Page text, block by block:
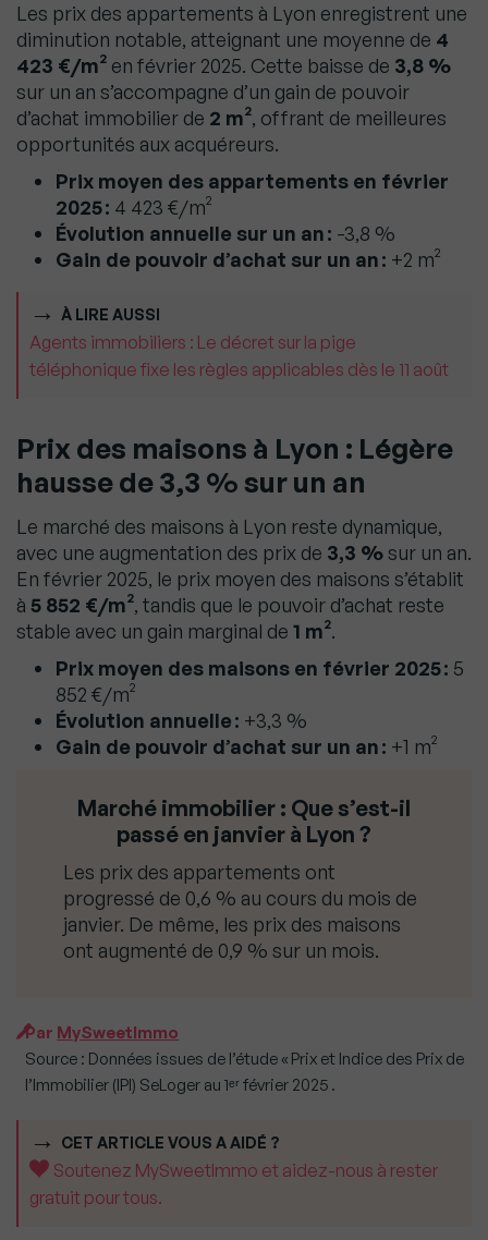
Les prix des appartements à Lyon enregistrent une
diminution notable, atteignant une moyenne de 4
423 €/m² en février 2025. Cette baisse de 3,8 %
sur un an s’accompagne d’un gain de pouvoir
d’achat immobilier de 2 m², offrant de meilleures
opportunités aux acquéreurs.
Prix moyen des appartements en février
2025 : 4 423 €/m²
Évolution annuelle sur un an : -3,8 %
Gain de pouvoir d’achat sur un an : +2 m²
À LIRE AUSSI
Agents immobiliers : Le décret sur la pige
téléphonique fixe les règles applicables dès le 11 août
Prix des maisons à Lyon : Légère
hausse de 3,3 %sur un an
Le marché des maisons à Lyon reste dynamique,
avec une augmentation des prix de 3,3 %sur un an.
En février 2025, le prix moyen des maisons s’établit
à 5 852 €/m², tandis que le pouvoir d’achat reste
stable avec un gain marginal de 1 m².
Prix moyen des maisons en février 2025 : 5
852 €/m²
Évolution annuelle : +3,3 %
Gain de pouvoir d’achat sur un an : +1 m²
Marché immobilier : Que s’est-il
passé en janvier à Lyon ?
Les prix des appartements ont
progressé de 0,6 % au cours du mois de
janvier. De même, les prix des maisons
ont augmenté de 0,9 % sur un mois.
Par MySweetImmo
Source : Données issues de l’étude « Prix et Indice des Prix de
l’Immobilier (IPI) SeLoger au 1ᵉʳ février 2025 .
CET ARTICLE VOUS A AIDÉ ?
Soutenez MySweetImmo et aidez-nous à rester
gratuit pour tous.